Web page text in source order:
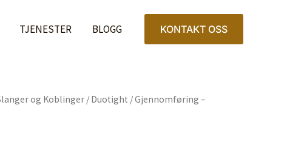
TJENESTER BLOGG KONTAKT OSS
og Koblinger / Duotight / Gjennomføring –
x